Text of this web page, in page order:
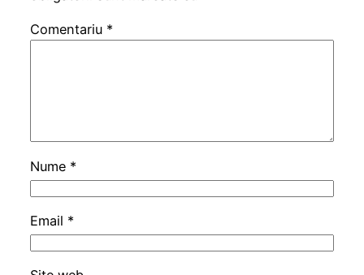
Comentariu *
Nume *
Email *